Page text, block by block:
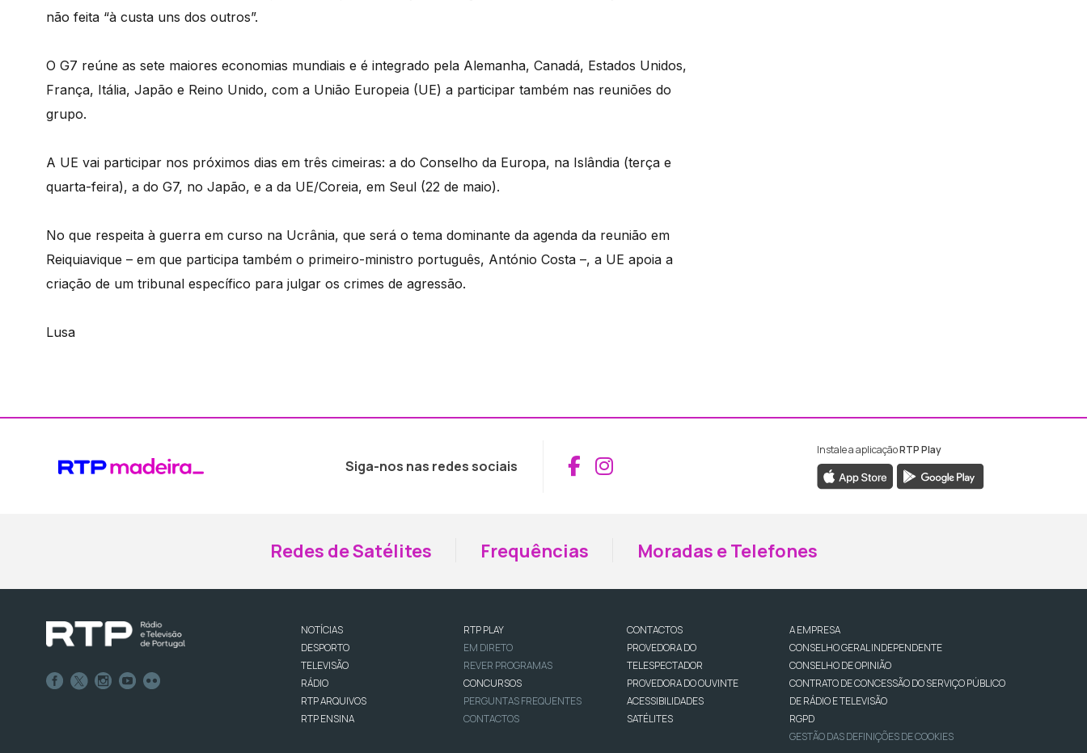
não feita “à custa uns dos outros”.
O G7 reúne as sete maiores economias mundiais e é integrado pela Alemanha, Canadá, Estados Unidos,
França, Itália, Japão e Reino Unido, com a União Europeia (UE) a participar também nas reuniões do
grupo.
A UE vai participar nos próximos dias em três cimeiras: a do Conselho da Europa, na Islândia (terça e
quarta-feira), a do G7, no Japão, e a da UE/Coreia, em Seul (22 de maio).
No que respeita à guerra em curso na Ucrânia, que será o tema dominante da agenda da reunião em
Reiquiavique – em que participa também o primeiro-ministro português, António Costa –, a UE apoia a
criação de um tribunal específico para julgar os crimes de agressão.
Lusa
Siga-nos nas redes sociais Aceder ao Facebook da RTP Madeira
Aceder ao Instagram da RTP Madeira
Instale a aplicaçãoRTP Play
Redes de Satélites Frequências Moradas e Telefones
NOTÍCIAS
DESPORTO
TELEVISÃO
RÁDIO
RTP ARQUIVOS
RTP ENSINA
RTP PLAY
EM DIRETO
REVER PROGRAMAS
CONCURSOS
PERGUNTAS FREQUENTES
CONTACTOS
CONTACTOS
PROVEDORA DO
TELESPECTADOR
PROVEDORA DO OUVINTE
ACESSIBILIDADES
SATÉLITES
A EMPRESA
CONSELHO GERAL INDEPENDENTE
CONSELHO DE OPINIÃO
CONTRATO DE CONCESSÃO DO SERVIÇO PÚBLICO
DE RÁDIO E TELEVISÃO
RGPD
GESTÃO DAS DEFINIÇÕES DE COOKIES